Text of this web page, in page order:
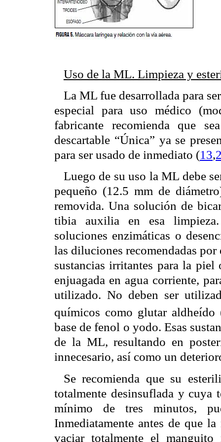
Uso de la ML. Limpieza y
La ML fue desarrollada para
especial para uso médico
fabricante recomienda que
descartable “Única” ya se
para ser usado de inmediato (13,
Luego de su uso la ML debe
pequeño (12.5 mm de
removida. Una solución de
tibia auxilia en esa limpieza.
soluciones enzimáticas o
las diluciones recomendadas
sustancias irritantes para la
enjuagada en agua corriente,
utilizado. No deben ser
químicos como glutar aldheído
base de fenol o yodo. Esas
de la ML, resultando en
innecesario, así como un
Se recomienda que su
totalmente desinsuflada y cuya
mínimo de tres minutos,
Inmediatamente antes de que
vaciar totalmente el